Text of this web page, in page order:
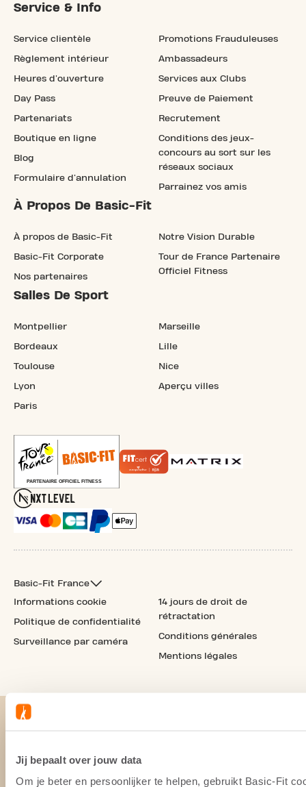
Jij bepaalt over jouw data
Om je beter en persoonlijker te helpen, gebruikt Basic-Fit
Service & Info
Service clientèle
Règlement intérieur
Heures d'ouverture
Day Pass
Partenariats
Boutique en ligne
Blog
Formulaire d'annulation
Promotions Frauduleuses
Ambassadeurs
Services aux Clubs
Preuve de Paiement
Recrutement
Conditions des jeux-
concours au sort sur les
réseaux sociaux
Parrainez vos amis
À Propos De Basic-Fit
À propos de Basic-Fit
Basic-Fit Corporate
Nos partenaires
Notre Vision Durable
Tour de France Partenaire
Officiel Fitness
Salles De Sport
Montpellier
Bordeaux
Toulouse
Lyon
Paris
Marseille
Lille
Nice
Aperçu villes
Basic-Fit France
Informations cookie
Politique de confidentialité
Surveillance par caméra
14 jours de droit de
rétractation
Conditions générales
Mentions légales